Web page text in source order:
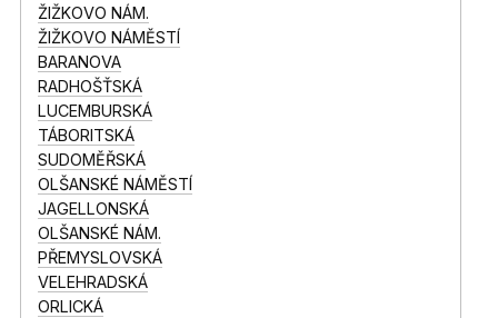
ŽIŽKOVO NÁM.
ŽIŽKOVO NÁMĚSTÍ
BARANOVA
RADHOŠŤSKÁ
LUCEMBURSKÁ
TÁBORITSKÁ
SUDOMĚŘSKÁ
OLŠANSKÉ NÁMĚSTÍ
JAGELLONSKÁ
OLŠANSKÉ NÁM.
PŘEMYSLOVSKÁ
VELEHRADSKÁ
ORLICKÁ